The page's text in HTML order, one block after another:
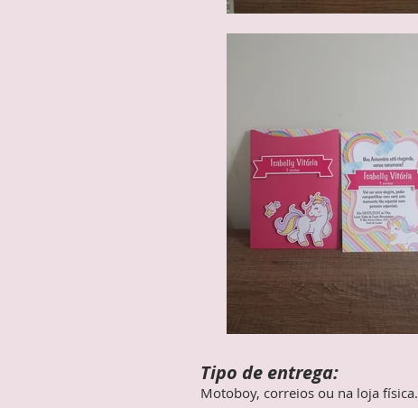
Tipo de entrega:
Motoboy, correios ou na loja física.